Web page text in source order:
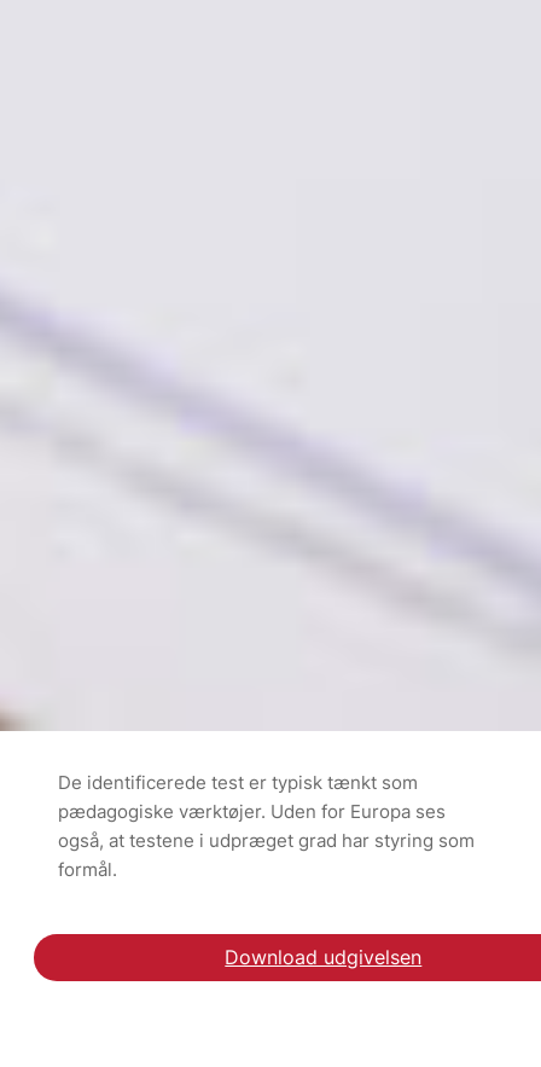
De identificerede test er typisk tænkt som
pædagogiske værktøjer. Uden for Europa ses
også, at testene i udpræget grad har styring som
formål.
Download udgivelsen